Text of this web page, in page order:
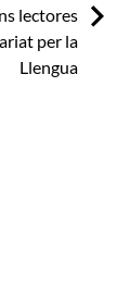
lectores
per la
Llengua